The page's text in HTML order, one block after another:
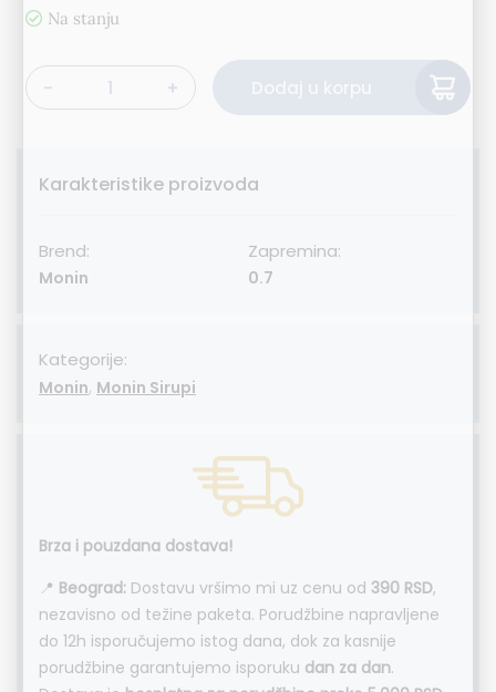
Monin Sirup Irski Liker 70cl količina
Alternative:
Karakteristike proizvoda
Brend:
Monin
Zapremina:
0.7
Kategorije:
Monin, Monin Sirupi
Brza i pouzdana dostava!
📍 Beograd: Dostavu vršimo mi uz cenu od 390 RSD,
nezavisno od težine paketa. Porudžbine napravljene
do 12h isporučujemo istog dana, dok za kasnije
porudžbine garantujemo isporuku dan za dan.